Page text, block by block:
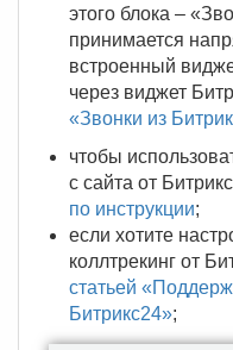
этого блока –
принимается
встроенный
через виджет
«Звонки из
чтобы
с сайта от
по инструкции;
если хотите
коллтрекинг от
статьей
Битрикс24»;